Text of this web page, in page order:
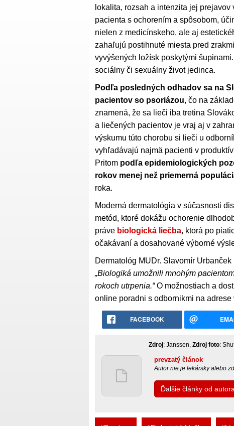
lokalita, rozsah a intenzita jej
pacienta s ochorením a spôsobom,
nielen z medicínskeho, ale aj
zahaľujú postihnuté miesta pred
vyvýšených ložísk poskytými
sociálny či sexuálny život jedinca.
Podľa posledných odhadov sa na
pacientov so psoriázou, čo na
znamená, že sa lieči iba tretina
a liečených pacientov je vraj aj v
výskumu túto chorobu si lieči u
vyhľadávajú najmä pacienti v
Pritom podľa epidemiologických
rokov menej než priemerná
roka.
Moderná dermatológia v súčasnosti
metód, ktoré dokážu ochorenie
práve biologická liečba, ktorá po
očakávaní a dosahované výborné
Dermatológ MUDr. Slavomír
„Biologiká umožnili mnohým
rokoch utrpenia.“O možnostiach a
online poradni s odbornikmi na adrese
FACEBOOK
Zdroj: Janssen, Zdroj foto:
prevzatý článok
Autor nie je lekársky alebo
Ďalšie články od